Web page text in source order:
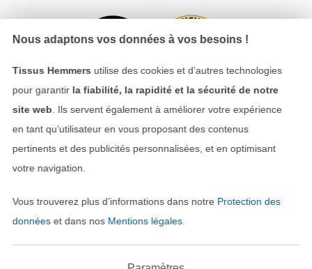
Payer avec
Nous adaptons vos données à vos besoins !
Tissus Hemmers utilise des cookies et d’autres technologies
pour garantir la fiabilité, la rapidité et la sécurité de notre
site web . Ils servent également à améliorer votre expérience
en tant qu’utilisateur en vous proposant des contenus
pertinents et des publicités personnalisées, et en optimisant
votre navigation.
Vous trouverez plus d’informations dans notre Protection des
donnéeset dans nos Mentions légales.